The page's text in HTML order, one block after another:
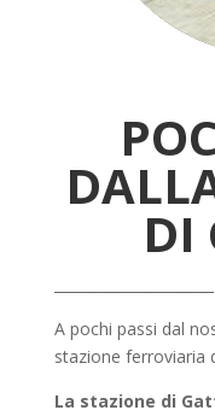
DI
A pochi passi dal
stazione ferroviaria
La stazione di